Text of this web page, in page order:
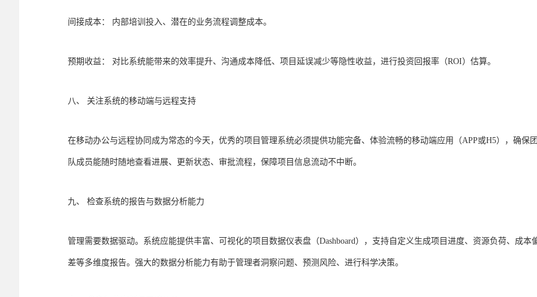
间接成本： 内部培训投入、潜在的业务流程调整成本。
预期收益： 对比系统能带来的效率提升、沟通成本降低、项目延误减少等隐性收益，进行投资回报率（ROI）估算。
八、 关注系统的移动端与远程支持
在移动办公与远程协同成为常态的今天，优秀的项目管理系统必须提供功能完备、体验流畅的移动端应用（APP或H5），确保
队成员能随时随地查看进展、更新状态、审批流程，保障项目信息流动不中断。
九、 检查系统的报告与数据分析能力
管理需要数据驱动。系统应能提供丰富、可视化的项目数据仪表盘（Dashboard），支持自定义生成项目进度、资源负荷、成本
差等多维度报告。强大的数据分析能力有助于管理者洞察问题、预测风险、进行科学决策。